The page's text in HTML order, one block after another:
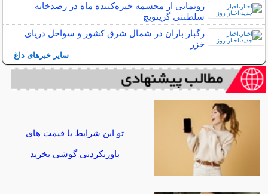
رونمایی از مجسمه خیره‌کننده ماه در رصدخانه
سلطنتی گرینویچ
رگبار باران در شمال شرق کشور و سواحل دریای
خزر
سایر خبرهای داغ
تو این شرایط با قیمت های
باورنکردنی گوشی بخرید